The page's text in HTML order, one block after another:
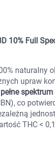
10% Full
naturalny
upraw
pełne
co
THC <